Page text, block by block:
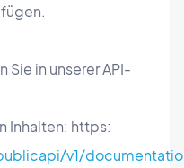
in unserer API-
Inhalten: https:
v1/